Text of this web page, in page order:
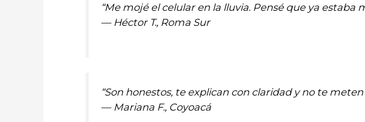
“Me mojé el celular en la lluvia. Pensé que ya estaba
— Héctor T., Roma Sur
“Son honestos, te explican con claridad y no te
— Mariana F., Coyoacá